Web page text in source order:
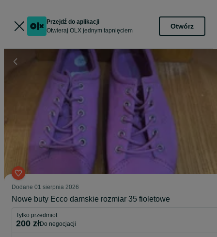
Przejdź do aplikacji
Otwieraj OLX jednym tapnięciem
Otwórz
Dodane 01 sierpnia 2026
Nowe buty Ecco damskie rozmiar 35 fioletowe
Tylko przedmiot
200 zł do negocjacji